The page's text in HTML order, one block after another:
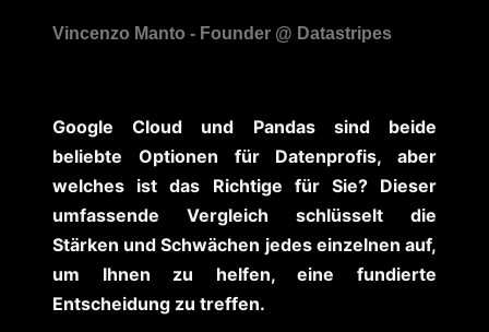
Google Cloud und Pandas sind beide
beliebte Optionen für Datenprofis, aber
welches ist das Richtige für Sie? Dieser
umfassende Vergleich schlüsselt die
Stärken und Schwächen jedes einzelnen auf,
um Ihnen zu helfen, eine fundierte
Entscheidung zu treffen.